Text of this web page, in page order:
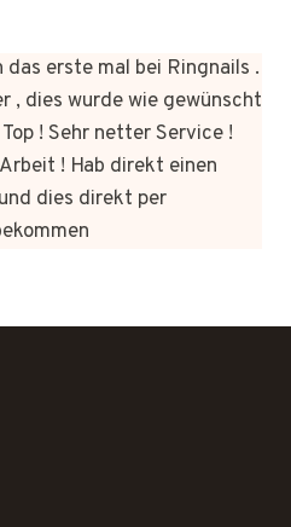
erste mal bei Ringnails .
, dies wurde wie gewünscht
! Sehr netter Service !
! Hab direkt einen
dies direkt per